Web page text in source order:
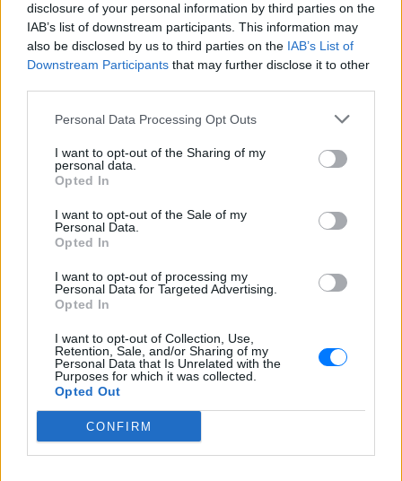
disclosure of your personal information by third parties on the
IAB’s list of downstream participants. This information may
also be disclosed by us to third parties on the IAB’s List of
Downstream Participants that may further disclose it to other
Personal Data Processing Opt Outs
I want to opt-out of the Sharing of my
personal data.
Opted In
I want to opt-out of the Sale of my
Personal Data.
Opted In
I want to opt-out of processing my
Personal Data for Targeted Advertising.
Opted In
I want to opt-out of Collection, Use,
Retention, Sale, and/or Sharing of my
Personal Data that Is Unrelated with the
Purposes for which it was collected.
Opted Out
CONFIRM
Ακολουθήστε το E-Radio.gr στοGoogle News
και μάθετε πρώτοι
Εσύ μπήκες στο E-Daily.gr; Τα νέα της ημέρας
και ότι σου κάνει κλικ!
Ακολουθήστε το E-Radio.gr και στο Instagram